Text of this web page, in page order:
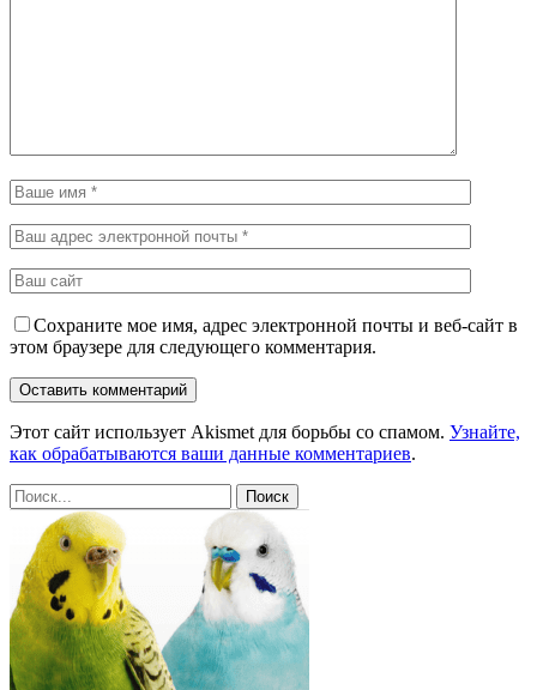
Сохраните мое имя, адрес электронной почты и веб-сайт в
этом браузере для следующего комментария.
Этот сайт использует Akismet для борьбы со спамом. Узнайте,
как обрабатываются ваши данные комментариев.